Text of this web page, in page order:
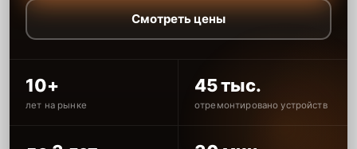
Смотреть цены
10+
лет на рынке
45 тыс.
отремонтировано устройств